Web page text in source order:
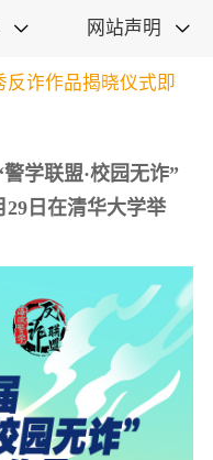
 网站声明 
反诈作品揭晓仪式即
学联盟·校园无诈”
日在清华大学举